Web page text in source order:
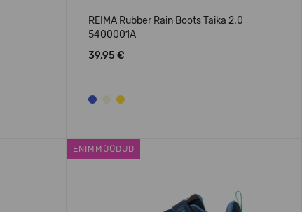
REIMA Rubber Rain Boots Taika 2.0
5400001A
39,95 €
ENIMMÜÜDUD